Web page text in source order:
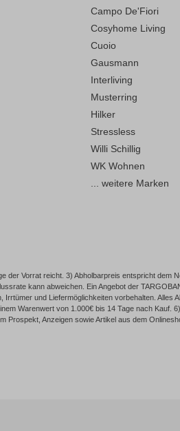
Campo De'Fiori
Cosyhome Living
Cuoio
Gausmann
Interliving
Musterring
Hilker
Stressless
Willi Schillig
WK Wohnen
... weitere Marken
der Vorrat reicht. 3) Abholbarpreis entspricht dem
kann abweichen. Ein Angebot der
und Liefermöglichkeiten vorbehalten. Alles
Warenwert von 1.000€ bis 14 Tage nach Kauf.
Prospekt, Anzeigen sowie Artikel aus dem